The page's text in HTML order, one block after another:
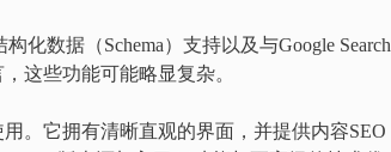
化数据（Schema）支持以及与Google Search
这些功能可能略显复杂。
。它拥有清晰直观的界面，并提供内容SEO